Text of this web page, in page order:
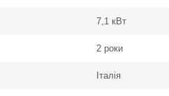
7,1 кВт
2 роки
Італія